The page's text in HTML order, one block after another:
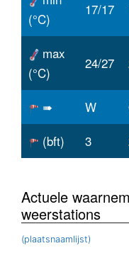
(°C)
17/17
max
(°C)
24/27
➠ W
(bft)
3
Actuele
weerstations
(plaatsnaamlijst)